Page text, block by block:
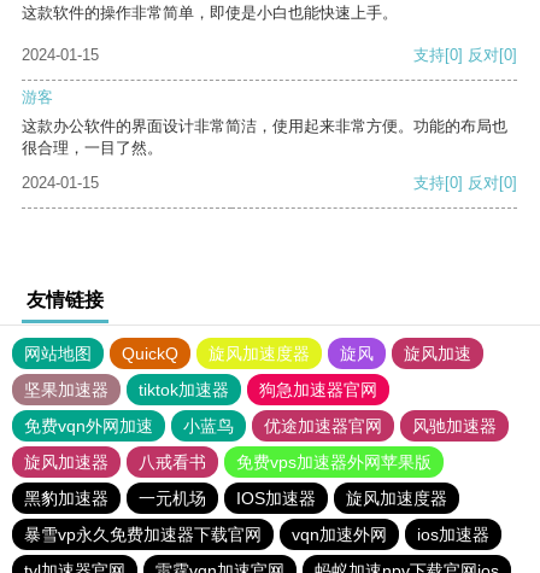
这款软件的操作非常简单，即使是小白也能快速上手。
2024-01-15 支持[0] 反对[0]
游客
这款办公软件的界面设计非常简洁，使用起来非常方便。功能的布局也
很合理，一目了然。
2024-01-15
支持[0] 反对[0]
友情链接
网站地图 QuickQ 旋风加速度器 旋风
旋风加速
坚果加速器
tiktok加速器
狗急加速器官网
免费vqn外网加速
小蓝鸟 优途加速器官网
风驰加速器
旋风加速器
八戒看书
免费vps加速器外网苹果版
黑豹加速器
一元机场 IOS加速器
旋风加速度器
暴雪vp永久免费加速器下载官网
vqn加速外网
ios加速器